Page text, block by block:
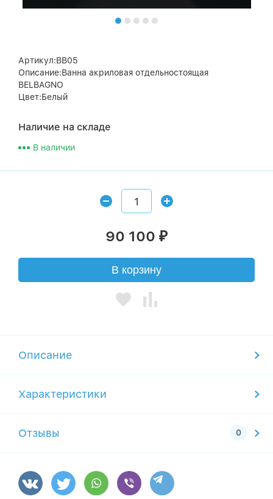
Артикул:BB05
Описание:Ванна акриловая отдельностоящая
BELBAGNO
Цвет:Белый
Наличие на складе
В наличии
90 100 ₽
В корзину
Описание
Характеристики
Отзывы